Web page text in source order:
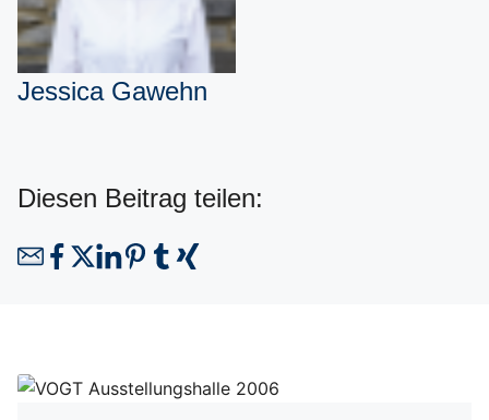
Jessica Gawehn
Diesen Beitrag teilen: